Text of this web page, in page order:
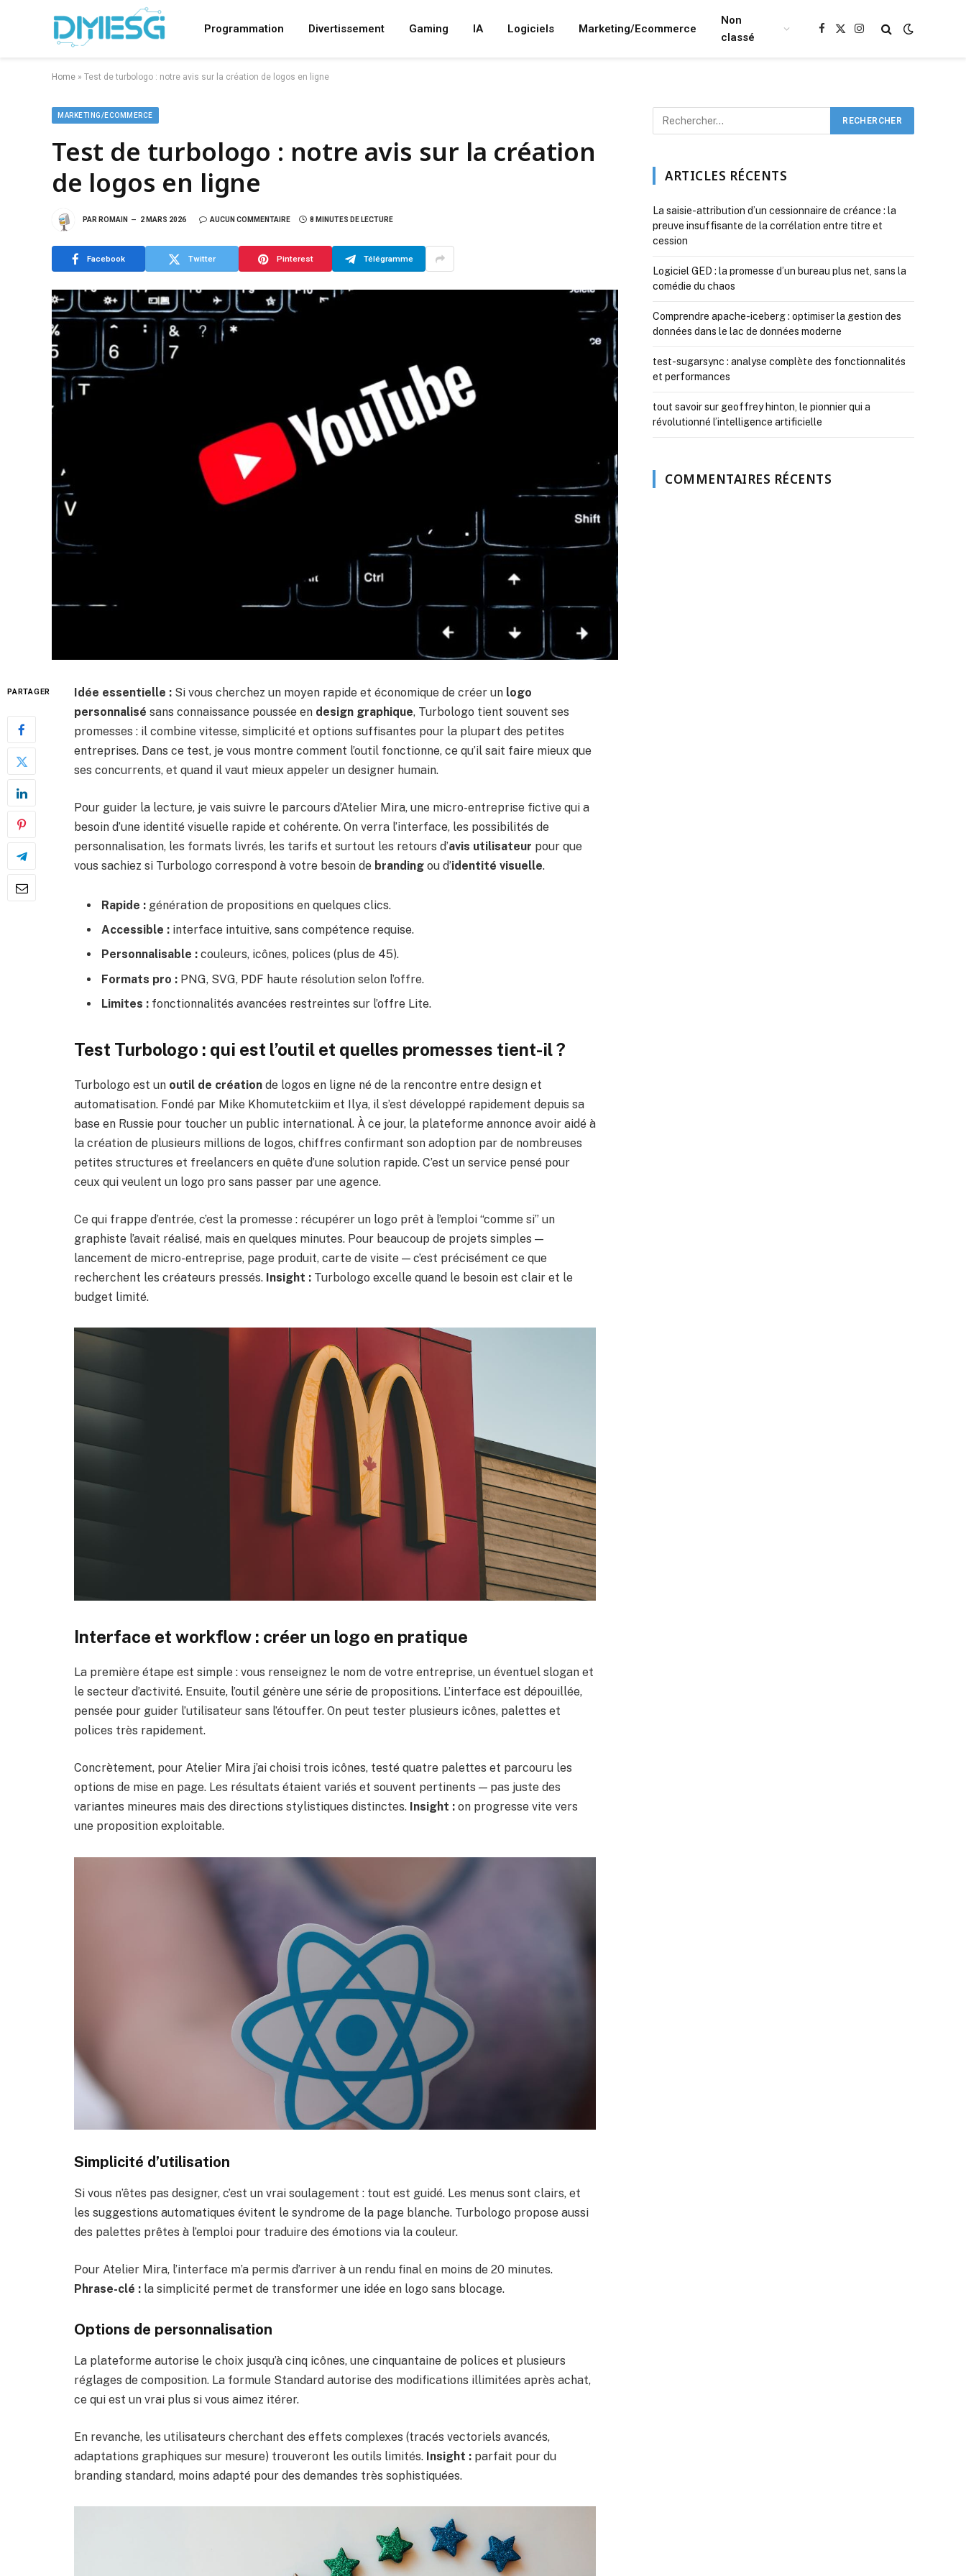
Programmation Divertissement Gaming IA Logiciels Marketing/Ecommerce
Non
classé
Facebook
X
Instagram
Home » Test de turbologo : notre avis sur la création de logos en ligne
MARKETING/ECOMMERCE
Test de turbologo : notre avis sur la création
de logos en ligne
PAR ROMAIN 2 MARS 2026 AUCUN COMMENTAIRE 8 MINUTES DE LECTURE
Facebook Twitter Pinterest Télégramme
PARTAGER Idée essentielle : Si vous cherchez un moyen rapide et économique de créer un logo
personnalisé sans connaissance poussée en design graphique, Turbologo tient souvent ses
promesses : il combine vitesse, simplicité et options suffisantes pour la plupart des petites
entreprises. Dans ce test, je vous montre comment l’outil fonctionne, ce qu’il sait faire mieux que
ses concurrents, et quand il vaut mieux appeler un designer humain.
Pour guider la lecture, je vais suivre le parcours d’Atelier Mira, une micro-entreprise fictive qui a
besoin d’une identité visuelle rapide et cohérente. On verra l’interface, les possibilités de
personnalisation, les formats livrés, les tarifs et surtout les retours d’avis utilisateur pour que
vous sachiez si Turbologo correspond à votre besoin de branding ou d’identité visuelle.
Rapide : génération de propositions en quelques clics.
Accessible : interface intuitive, sans compétence requise.
Personnalisable : couleurs, icônes, polices (plus de 45).
Formats pro : PNG, SVG, PDF haute résolution selon l’offre.
Limites : fonctionnalités avancées restreintes sur l’offre Lite.
Test Turbologo : qui est l’outil et quelles promesses tient-il ?
Turbologo est un outil de création de logos en ligne né de la rencontre entre design et
automatisation. Fondé par Mike Khomutetckiim et Ilya, il s’est développé rapidement depuis sa
base en Russie pour toucher un public international. À ce jour, la plateforme annonce avoir aidé à
la création de plusieurs millions de logos, chiffres confirmant son adoption par de nombreuses
petites structures et freelancers en quête d’une solution rapide. C’est un service pensé pour
ceux qui veulent un logo pro sans passer par une agence.
Ce qui frappe d’entrée, c’est la promesse : récupérer un logo prêt à l’emploi “comme si” un
graphiste l’avait réalisé, mais en quelques minutes. Pour beaucoup de projets simples —
lancement de micro-entreprise, page produit, carte de visite — c’est précisément ce que
recherchent les créateurs pressés. Insight : Turbologo excelle quand le besoin est clair et le
budget limité.
Interface et workflow : créer un logo en pratique
La première étape est simple : vous renseignez le nom de votre entreprise, un éventuel slogan et
le secteur d’activité. Ensuite, l’outil génère une série de propositions. L’interface est dépouillée,
pensée pour guider l’utilisateur sans l’étouffer. On peut tester plusieurs icônes, palettes et
polices très rapidement.
Concrètement, pour Atelier Mira j’ai choisi trois icônes, testé quatre palettes et parcouru les
options de mise en page. Les résultats étaient variés et souvent pertinents — pas juste des
variantes mineures mais des directions stylistiques distinctes. Insight : on progresse vite vers
une proposition exploitable.
Simplicité d’utilisation
Si vous n’êtes pas designer, c’est un vrai soulagement : tout est guidé. Les menus sont clairs, et
les suggestions automatiques évitent le syndrome de la page blanche. Turbologo propose aussi
des palettes prêtes à l’emploi pour traduire des émotions via la couleur.
Pour Atelier Mira, l’interface m’a permis d’arriver à un rendu final en moins de 20 minutes.
Phrase-clé : la simplicité permet de transformer une idée en logo sans blocage.
Options de personnalisation
La plateforme autorise le choix jusqu’à cinq icônes, une cinquantaine de polices et plusieurs
réglages de composition. La formule Standard autorise des modifications illimitées après achat,
ce qui est un vrai plus si vous aimez itérer.
En revanche, les utilisateurs cherchant des effets complexes (tracés vectoriels avancés,
adaptations graphiques sur mesure) trouveront les outils limités. Insight : parfait pour du
branding standard, moins adapté pour des demandes très sophistiquées.
ARTICLES RÉCENTS
La saisie-attribution d’un cessionnaire de créance : la
preuve insuffisante de la corrélation entre titre et
cession
Logiciel GED : la promesse d’un bureau plus net, sans la
comédie du chaos
Comprendre apache-iceberg : optimiser la gestion des
données dans le lac de données moderne
test-sugarsync : analyse complète des fonctionnalités
et performances
tout savoir sur geoffrey hinton, le pionnier qui a
révolutionné l’intelligence artificielle
COMMENTAIRES RÉCENTS